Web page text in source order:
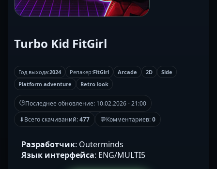
Turbo Kid FitGirl
Год выхода:2024 Репакер:FitGirl Arcade 2D
Side
Platform adventure
Retro look
🕒Последнее обновление: 10.02.2026 - 21:00
⬇Всего скачиваний:477 💬Комментариев:0
Разработчик: Outerminds
Язык интерфейса: ENG/MULTI5